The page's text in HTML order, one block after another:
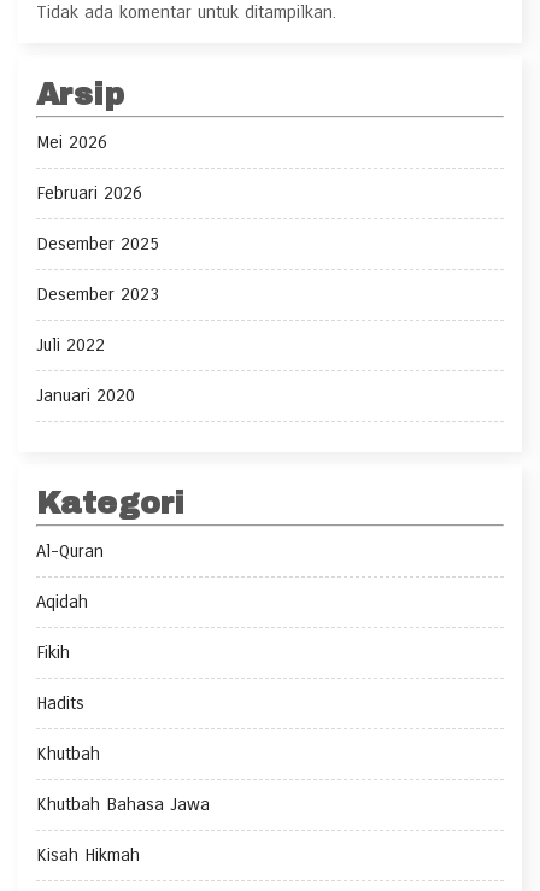
Tidak ada komentar untuk ditampilkan.
Arsip
Mei 2026
Februari 2026
Desember 2025
Desember 2023
Juli 2022
Januari 2020
Kategori
Al-Quran
Aqidah
Fikih
Hadits
Khutbah
Khutbah Bahasa Jawa
Kisah Hikmah